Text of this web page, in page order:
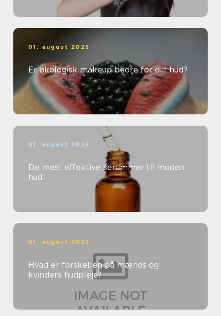
01. august 2025
Er økologisk makeup bedre for din hud?
01. august 2025
De mest effektive serummer til moden
hud
01. august 2025
Hvad er forskellen på mænds og
kvinders hudpleje?